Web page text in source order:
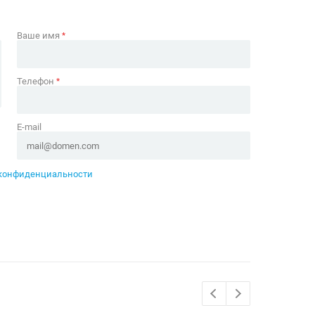
Ваше имя *
Телефон *
E-mail